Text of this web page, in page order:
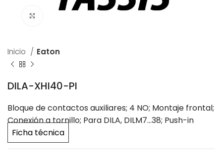
Inicio Eaton
DILA-XHI40-PI
Bloque de contactos auxiliares; 4 NO; Montaje frontal;
Conexión a tornillo; Para DILA, DILM7…38; Push-in
Ficha técnica